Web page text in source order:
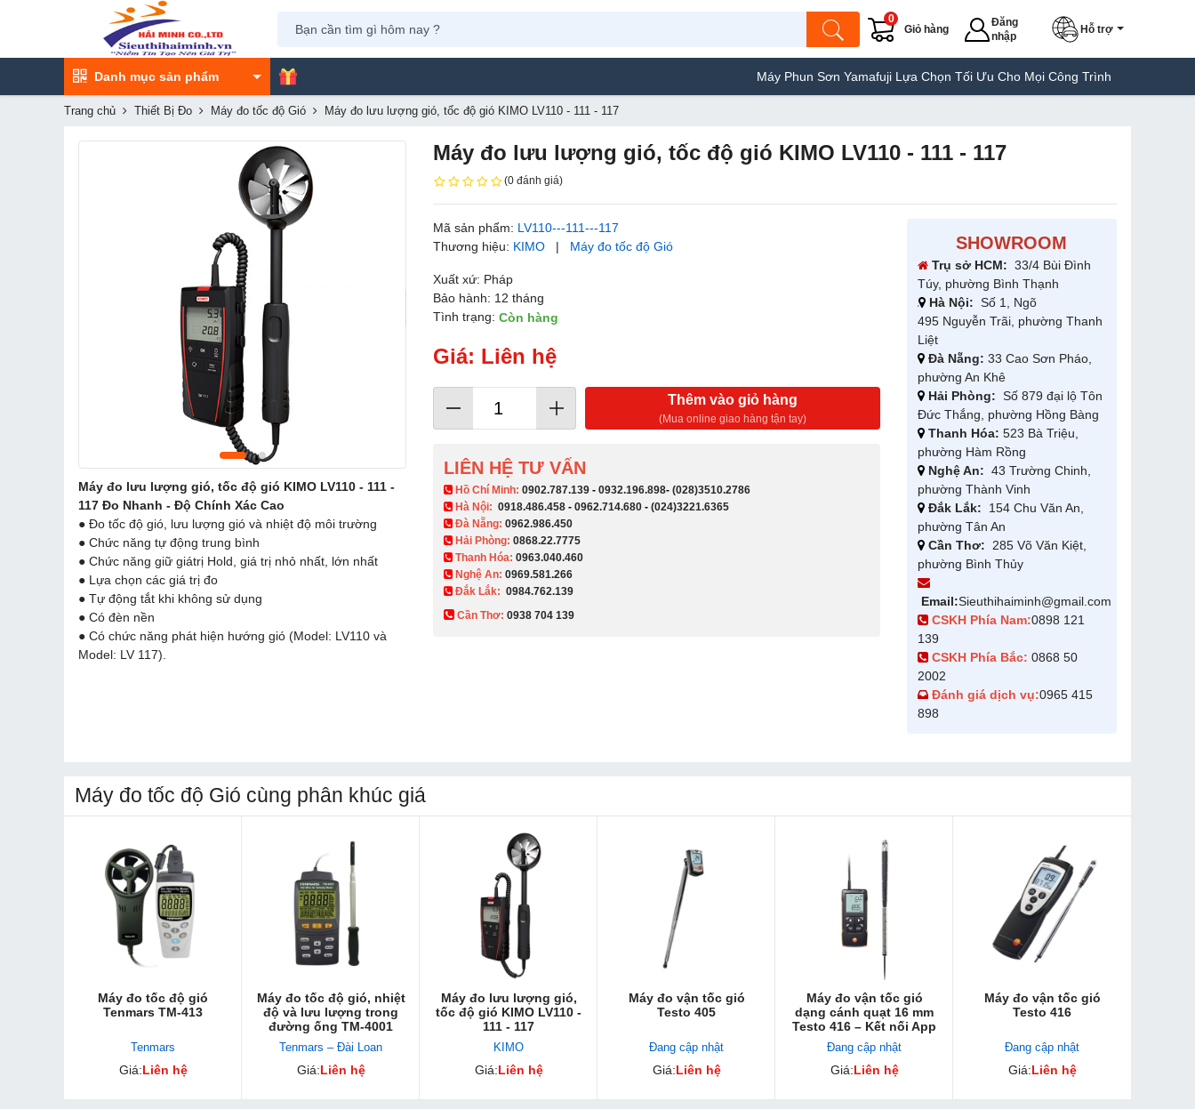
Giỏ hàng
0
Đăng
nhập
Hỗ trợ
Danh mục sản phẩm Máy Phun Sơn Yamafuji Lựa Chọn Tối Ưu Cho Mọi Công Trình Máy Hàn Túi
Trang chủ Thiết Bị Đo Máy đo tốc độ Gió Máy đo lưu lượng gió, tốc độ gió KIMO LV110 - 111 - 117
Máy đo lưu lượng gió, tốc độ gió KIMO LV110 - 111 -
117 Đo Nhanh - Độ Chính Xác Cao
● Đo tốc độ gió, lưu lượng gió và nhiệt độ môi trường
● Chức năng tự động trung bình
● Chức năng giữ giátrị Hold, giá trị nhỏ nhất, lớn nhất
● Lựa chọn các giá trị đo
● Tự động tắt khi không sử dụng
● Có đèn nền
● Có chức năng phát hiện hướng gió (Model: LV110 và
Model: LV 117).
Máy đo lưu lượng gió, tốc độ gió KIMO LV110 - 111 - 117
(0 đánh giá)
Mã sản phẩm: LV110---111---117
Thương hiệu: KIMO | Máy đo tốc độ Gió
Xuất xứ: Pháp
Bảo hành: 12 tháng
Tình trạng:Còn hàng
Giá: Liên hệ
Thêm vào giỏ hàng
(Mua online giao hàng tận tay)
LIÊN HỆ TƯ VẤN
​ Hồ Chí Minh:0902.787.139 -0932.196.898-(028)3510.2786
Hà Nội:0918.486.458 -0962.714.680 -(024)3221.6365
Đà Nẵng:0962.986.450
Hải Phòng:0868.22.7775
Thanh Hóa:0963.040.460
Nghệ An:0969.581.266
Đắk Lắk: 0984.762.139
Cần Thơ:0938 704 139​
SHOWROOM
Trụ sở HCM: 33/4 Bùi Đình
Túy, phường Bình Thạnh
Hà Nội: Số 1, Ngõ
495 Nguyễn Trãi, phường Thanh
Liệt
Đà Nẵng: 33 Cao Sơn Pháo,
phường An Khê
Hải Phòng: Số 879 đại lộ Tôn
Đức Thắng, phường Hồng Bàng
Thanh Hóa: 523 Bà Triệu,
phường Hàm Rồng
Nghệ An: 43 Trường Chinh,
phường Thành Vinh
Đắk Lắk: 154 Chu Văn An,
phường Tân An
Cần Thơ: 285 Võ Văn Kiệt,
phường Bình Thủy
Email:Sieuthihaiminh@gmail.com
CSKH Phía Nam:0898 121
139
CSKH Phía Bắc: 0868 50
2002
Đánh giá dịch vụ:0965 415
898
Máy đo tốc độ Gió cùng phân khúc giá
Máy đo tốc độ gió
Tenmars TM-413
Tenmars
Giá:Liên hệ
Máy đo tốc độ gió, nhiệt
độ và lưu lượng trong
đường ống TM-4001
Tenmars – Đài Loan
Giá:Liên hệ
Máy đo lưu lượng gió,
tốc độ gió KIMO LV110 -
111 - 117
KIMO
Giá:Liên hệ
Máy đo vận tốc gió
Testo 405
Đang cập nhật
Giá:Liên hệ
Máy đo vận tốc gió
dạng cánh quạt 16 mm
Testo 416 – Kết nối App
Đang cập nhật
Giá:Liên hệ
Máy đo vận tốc gió
Testo 416
Đang cập nhật
Giá:Liên hệ